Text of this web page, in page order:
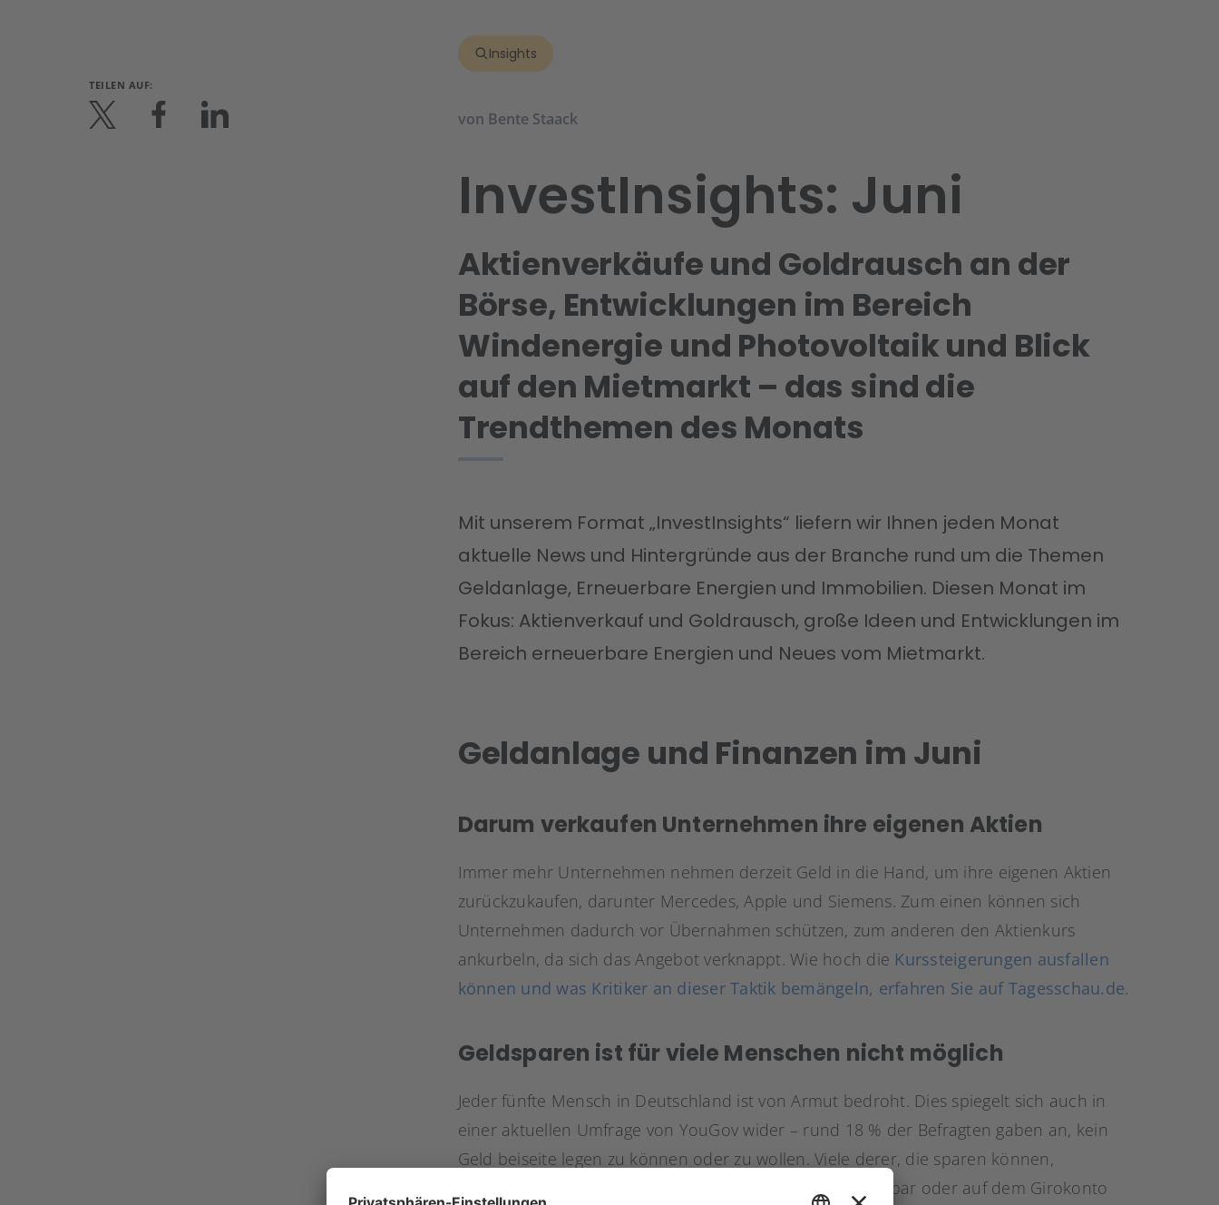
TEILEN AUF:
Insights
von Bente Staack
InvestInsights: Juni
Aktienverkäufe und Goldrausch an der
Börse, Entwicklungen im Bereich
Windenergie und Photovoltaik und Blick
auf den Mietmarkt – das sind die
Trendthemen des Monats
Mit unserem Format „InvestInsights“ liefern wir Ihnen jeden Monat
aktuelle News und Hintergründe aus der Branche rund um die Themen
Geldanlage, Erneuerbare Energien und Immobilien. Diesen Monat im
Fokus: Aktienverkauf und Goldrausch, große Ideen und Entwicklungen im
Bereich erneuerbare Energien und Neues vom Mietmarkt.
Geldanlage und Finanzen im Juni
Darum verkaufen Unternehmen ihre eigenen Aktien
Immer mehr Unternehmen nehmen derzeit Geld in die Hand, um ihre eigenen Aktien
zurückzukaufen, darunter Mercedes, Apple und Siemens. Zum einen können sich
Unternehmen dadurch vor Übernahmen schützen, zum anderen den Aktienkurs
ankurbeln, da sich das Angebot verknappt. Wie hoch die Kurssteigerungen ausfallen
können und was Kritiker an dieser Taktik bemängeln, erfahren Sie auf Tagesschau.de.
Geldsparen ist für viele Menschen nicht möglich
Jeder fünfte Mensch in Deutschland ist von Armut bedroht. Dies spiegelt sich auch in
einer aktuellen Umfrage von YouGov wider – rund 18 % der Befragten gaben an, kein
Geld beiseite legen zu können oder zu wollen. Viele derer, die sparen können,
verzichten dabei auf Zinsen, etwa, indem sie das Geld in bar oder auf dem Girokonto